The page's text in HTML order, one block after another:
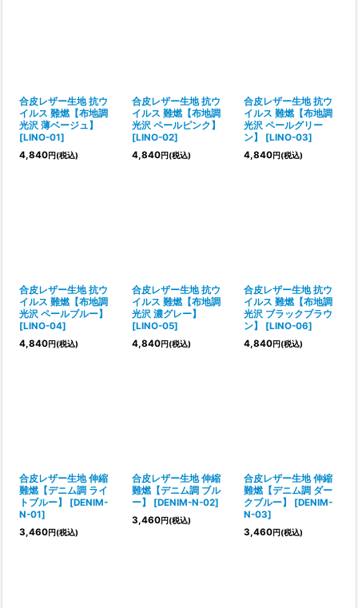
絞り込む
合皮レザー生地 抗ウ
イルス 難燃【布地調
光沢 薄ベージュ】
[LINO-01]
4,840円(税込)
合皮レザー生地 抗ウ
イルス 難燃【布地調
光沢 ペールピンク】
[LINO-02]
4,840円(税込)
合皮レザー生地 抗ウ
イルス 難燃【布地調
光沢 ペールグリー
ン】
[LINO-03]
4,840円(税込)
合皮レザー生地 抗ウ
イルス 難燃【布地調
光沢 ペールブルー】
[LINO-04]
4,840円(税込)
合皮レザー生地 抗ウ
イルス 難燃【布地調
光沢 濃グレー】
[LINO-05]
4,840円(税込)
合皮レザー生地 抗ウ
イルス 難燃【布地調
光沢 ブラックブラウ
ン】
[LINO-06]
4,840円(税込)
合皮レザー生地 伸縮
難燃【デニム調 ライ
トブルー】
[DENIM-
N-01]
3,460円(税込)
合皮レザー生地 伸縮
難燃【デニム調 ブル
ー】
[DENIM-N-02]
3,460円(税込)
合皮レザー生地 伸縮
難燃【デニム調 ダー
クブルー】
[DENIM-
N-03]
3,460円(税込)